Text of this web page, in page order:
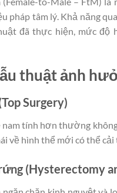
pháp tâm lý. Khả năng
đã thực hiện, mức độ
thuật ảnh
Surgery)
tính hơn thường
về hình thể mới có thể
(Hysterectomy